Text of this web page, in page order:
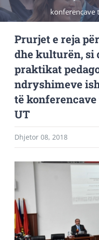
konferencave
Prurjet e reja
dhe kulturën, si
praktikat
ndryshimeve
të
UT
Dhjetor 08, 2018
Larger
Image